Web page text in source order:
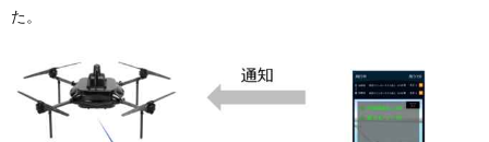
た。